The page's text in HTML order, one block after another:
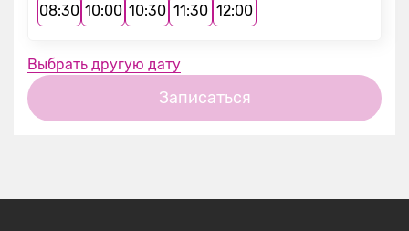
08:30 10:00 10:30 11:30 12:00
Выбрать другую дату
Записаться